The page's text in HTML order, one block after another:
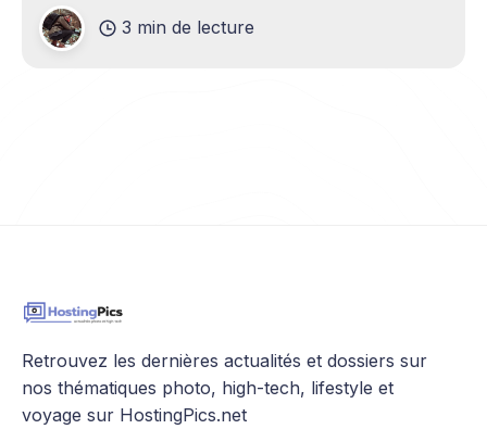
nouvelles unités dans lesquelles nous pouvons
archiver les quantités énormes d’informations
3 min de lecture
Retrouvez les dernières actualités et dossiers sur
nos thématiques photo, high-tech, lifestyle et
voyage sur HostingPics.net